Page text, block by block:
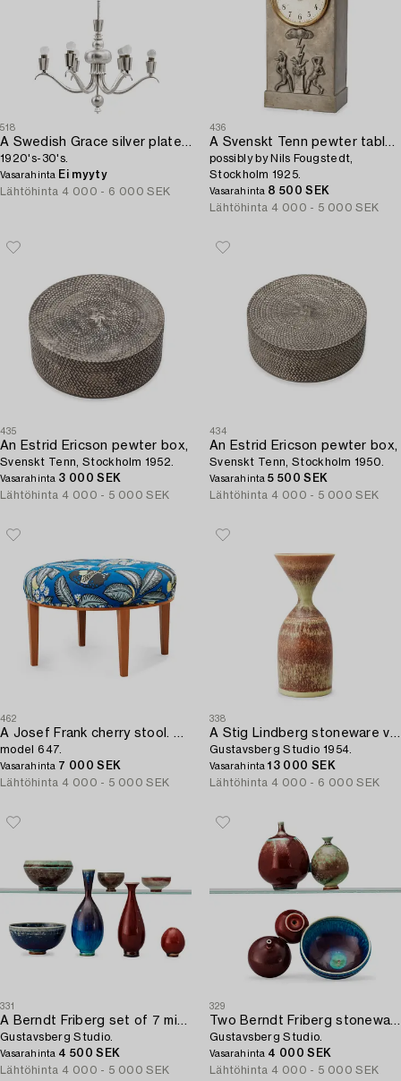
518
A Swedish Grace silver plated chandelier,
1920's-30's.
Vasarahinta Ei myyty
Lähtöhinta 4 000 - 6 000 SEK
436
A Svenskt Tenn pewter table clock,
possibly by Nils Fougstedt,
Stockholm 1925.
Vasarahinta 8 500 SEK
Lähtöhinta 4 000 - 5 000 SEK
435
An Estrid Ericson pewter box,
Svenskt Tenn, Stockholm 1952.
Vasarahinta 3 000 SEK
Lähtöhinta 4 000 - 5 000 SEK
434
An Estrid Ericson pewter box,
Svenskt Tenn, Stockholm 1950.
Vasarahinta5 500 SEK
Lähtöhinta 4 000 - 5 000 SEK
462
A Josef Frank cherry stool. Svenskt Tenn,
model 647.
Vasarahinta 7 000 SEK
Lähtöhinta 4 000 - 5 000 SEK
338
A Stig Lindberg stoneware vase,
Gustavsberg Studio 1954.
Vasarahinta13 000 SEK
Lähtöhinta 4 000 - 6 000 SEK
331
A Berndt Friberg set of 7 miniature vases and bowls,
Gustavsberg Studio.
Vasarahinta 4 500 SEK
Lähtöhinta 4 000 - 5 000 SEK
329
Two Berndt Friberg stoneware groups of vases and bowl,
Gustavsberg Studio.
Vasarahinta 4 000 SEK
Lähtöhinta 4 000 - 5 000 SEK